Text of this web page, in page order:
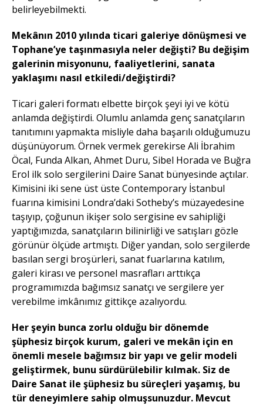
belirleyebilmekti.
Mekânın 2010 yılında ticari galeriye dönüşmesi ve
Tophane’ye taşınmasıyla neler değişti? Bu değişim
galerinin misyonunu, faaliyetlerini, sanata
yaklaşımı nasıl etkiledi/değiştirdi?
Ticari galeri formatı elbette birçok şeyi iyi ve kötü
anlamda değiştirdi. Olumlu anlamda genç sanatçıların
tanıtımını yapmakta misliyle daha başarılı olduğumuzu
düşünüyorum. Örnek vermek gerekirse Ali İbrahim
Öcal, Funda Alkan, Ahmet Duru, Sibel Horada ve Buğra
Erol ilk solo sergilerini Daire Sanat bünyesinde açtılar.
Kimisini iki sene üst üste Contemporary İstanbul
fuarına kimisini Londra’daki Sotheby’s müzayedesine
taşıyıp, çoğunun ikişer solo sergisine ev sahipliği
yaptığımızda, sanatçıların bilinirliği ve satışları gözle
görünür ölçüde artmıştı. Diğer yandan, solo sergilerde
basılan sergi broşürleri, sanat fuarlarına katılım,
galeri kirası ve personel masrafları arttıkça
programımızda bağımsız sanatçı ve sergilere yer
verebilme imkânımız gittikçe azalıyordu.
Her şeyin bunca zorlu olduğu bir dönemde
şüphesiz birçok kurum, galeri ve mekân için en
önemli mesele bağımsız bir yapı ve gelir modeli
geliştirmek, bunu sürdürülebilir kılmak. Siz de
Daire Sanat ile şüphesiz bu süreçleri yaşamış, bu
tür deneyimlere sahip olmuşsunuzdur. Mevcut